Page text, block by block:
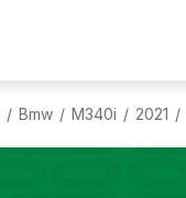
/ Bmw / M340i / 2021 /